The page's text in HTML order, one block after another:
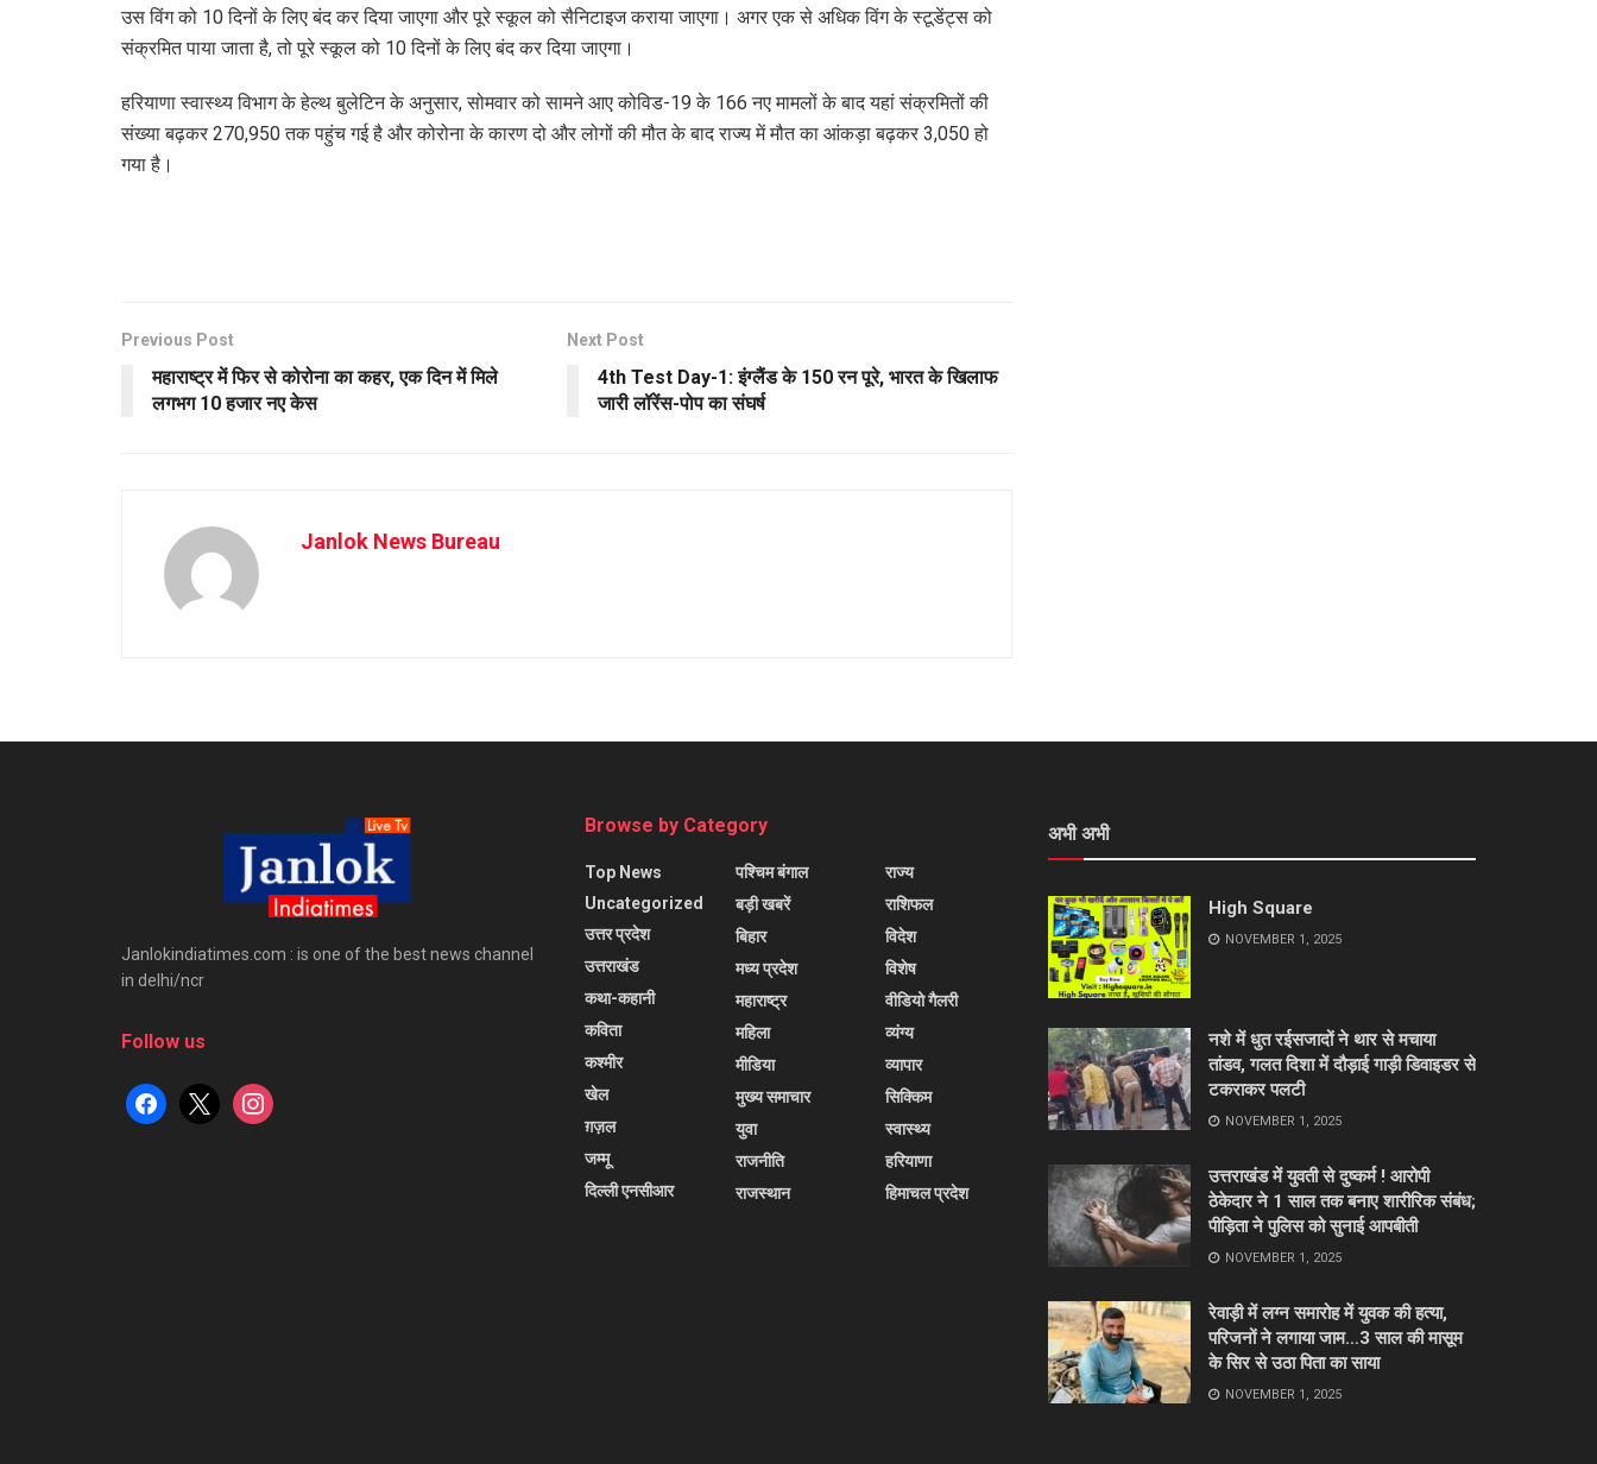
उस विंग को 10 दिनों के लिए बंद कर दिया जाएगा और पूरे स्कूल को सैनिटाइज कराया जाएगा। अगर एक से अधिक विंग के स्टूडेंट्स को
संक्रमित पाया जाता है, तो पूरे स्कूल को 10 दिनों के लिए बंद कर दिया जाएगा।
हरियाणा स्वास्थ्य विभाग के हेल्थ बुलेटिन के अनुसार, सोमवार को सामने आए कोविड-19 के 166 नए मामलों के बाद यहां संक्रमितों की
संख्या बढ़कर 270,950 तक पहुंच गई है और कोरोना के कारण दो और लोगों की मौत के बाद राज्य में मौत का आंकड़ा बढ़कर 3,050 हो
गया है।
Previous Post
महाराष्ट्र में फिर से कोरोना का कहर, एक दिन में मिले
लगभग 10 हजार नए केस
Next Post
4th Test Day-1: इंग्लैंड के 150 रन पूरे, भारत के खिलाफ
जारी लॉरेंस-पोप का संघर्ष
Janlok News Bureau
Janlokindiatimes.com : is one of the best news channel
in delhi/ncr
Follow us
facebook
x instagram
Browse by Category
Top News
Uncategorized
उत्तर प्रदेश
उत्तराखंड
कथा-कहानी
कविता
कश्मीर
खेल
ग़ज़ल
जम्मू
दिल्ली एनसीआर
पश्चिम बंगाल
बड़ी खबरें
बिहार
मध्य प्रदेश
महाराष्ट्र
महिला
मीडिया
मुख्य समाचार
युवा
राजनीति
राजस्थान
राज्य
राशिफल
विदेश
विशेष
वीडियो गैलरी
व्यंग्य
व्यापार
सिक्किम
स्वास्थ्य
हरियाणा
हिमाचल प्रदेश
अभी अभी
High Square
NOVEMBER 1, 2025
नशे में धुत रईसजादों ने थार से मचाया
तांडव, गलत दिशा में दौड़ाई गाड़ी डिवाइडर से
टकराकर पलटी
NOVEMBER 1, 2025
उत्तराखंड में युवती से दुष्कर्म ! आरोपी
ठेकेदार ने 1 साल तक बनाए शारीरिक संबंध;
पीड़िता ने पुलिस को सुनाई आपबीती
NOVEMBER 1, 2025
रेवाड़ी में लग्न समारोह में युवक की हत्या,
परिजनों ने लगाया जाम…3 साल की मासूम
के सिर से उठा पिता का साया
NOVEMBER 1, 2025